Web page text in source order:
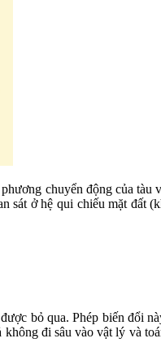
chuyển động của tàu
sát ở hệ qui chiếu mặt đất
bỏ qua. Phép biến đổi
đi sâu vào vật lý và